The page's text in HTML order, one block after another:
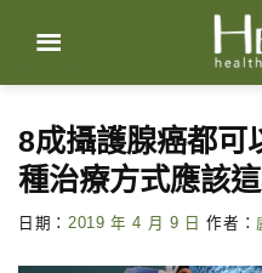
content
8成攝護腺癌都可
種治療方式應該
日期： 2019 年 4 月 9 日 作者：